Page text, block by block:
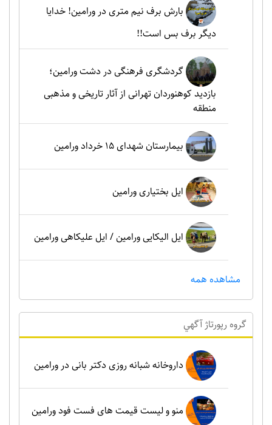
بارش برف نیم متری در ورامین! خدایا
دیگر برف بس است!!
گردشگری فرهنگی در دشت ورامین؛
بازدید کوهنوردان تهرانی از آثار تاریخی و مذهبی
منطقه
بیمارستان شهدای 15 خرداد ورامین
ایل بختیاری ورامین
ایل الیکایی ورامین / ایل علیکاهی ورامین
مشاهده همه
گروه رپورتاژ آگهي
داروخانه شبانه روزی دکتر بانی در ورامین
منو و لیست قیمت های فست فود ورامین